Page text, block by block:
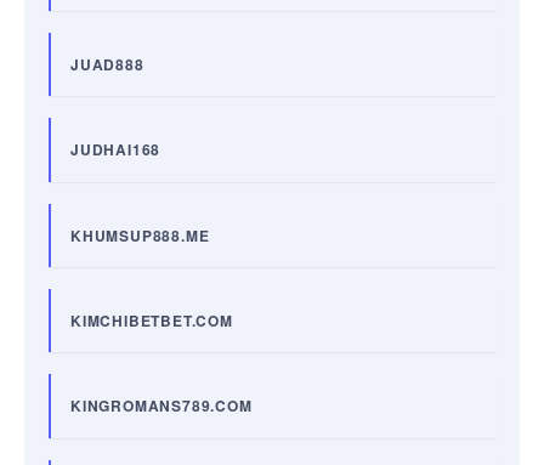
JUAD888
JUDHAI168
KHUMSUP888.ME
KIMCHIBETBET.COM
KINGROMANS789.COM